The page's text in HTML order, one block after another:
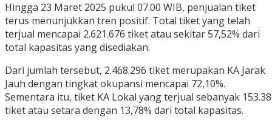
Hingga 23 Maret 2025 pukul 07.00 WIB, penjualan tiket
terus menunjukkan tren positif. Total tiket yang telah
terjual mencapai 2.621.676 tiket atau sekitar 57,52% dari
total kapasitas yang disediakan.
Dari jumlah tersebut, 2.468.296 tiket merupakan KA Jarak
Jauh dengan tingkat okupansi mencapai 72,10%.
Sementara itu, tiket KA Lokal yang terjual sebanyak
tiket atau setara dengan 13,78% dari total kapasitas.